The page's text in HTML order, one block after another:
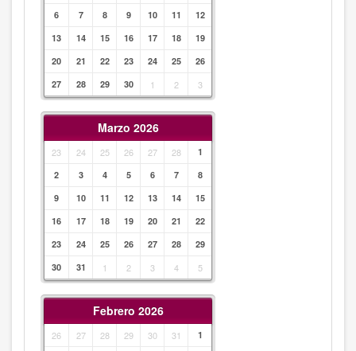
6
7 8 9 10 11
12
13
14 15 16 17 18
19
20
21 22 23 24 25
26
27
28 29 30 1 2 3
Marzo 2026
23 24 25 26 27 28
1
2
3 4 5 6 7
8
9
10 11 12 13 14
15
16
17 18 19 20 21
22
23
24 25 26 27 28
29
30
31 1 2 3 4 5
Febrero 2026
26 27 28 29 30 31
1